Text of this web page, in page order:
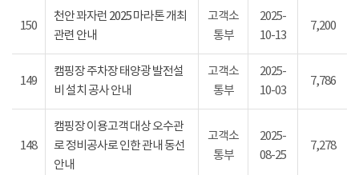
150
천안 꽈자런 2025 마라톤 개최
관련 안내
고객소
통부
2025-
10-13
7,200
149
캠핑장 주차장 태양광 발전설
비 설치 공사 안내
고객소
통부
2025-
10-03
7,786
148
캠핑장 이용고객 대상 오수관
로 정비공사로 인한 관내 동선
안내
고객소
통부
2025-
08-25
7,278